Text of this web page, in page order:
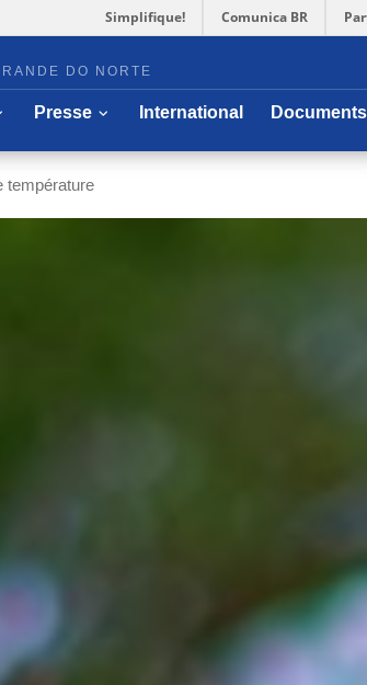
Simplifique! Comunica BR
DO NORTE
cacher sous-menu
PresseOuvrir/cacher sous-menu
International Documents
température